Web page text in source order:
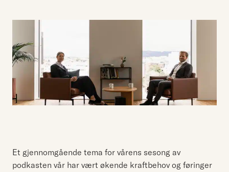
Et gjennomgående tema for vårens sesong av
podkasten vår har vært økende kraftbehov og føringer